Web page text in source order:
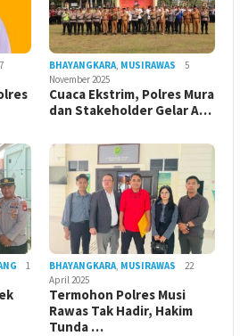
BHAYANGKARA MUSIRAWAS
5
November 2025
Cuaca Ekstrim, Polres Mura
dan Stakeholder Gelar A…
1
BHAYANGKARA MUSIRAWAS
22
April 2025
Termohon Polres Musi
Rawas Tak Hadir, Hakim
Tunda …